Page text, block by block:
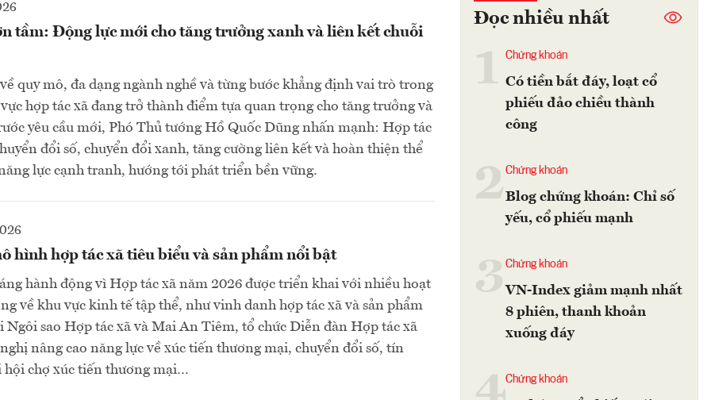
tầm: Động lực mới cho tăng trưởng xanh và liên kết chuỗi
quy mô, đa dạng ngành nghề và từng bước khẳng định vai trò trong
hợp tác xã đang trở thành điểm tựa quan trọng cho tăng trưởng và
yêu cầu mới, Phó Thủ tướng Hồ Quốc Dũng nhấn mạnh: Hợp tác
đổi số, chuyển đổi xanh, tăng cường liên kết và hoàn thiện thể
lực cạnh tranh, hướng tới phát triển bền vững.
hình hợp tác xã tiêu biểu và sản phẩm nổi bật
hành động vì Hợp tác xã năm 2026 được triển khai với nhiều hoạt
về khu vực kinh tế tập thể, như vinh danh hợp tác xã và sản phẩm
Ngôi sao Hợp tác xã và Mai An Tiêm, tổ chức Diễn đàn Hợp tác xã
nâng cao năng lực về xúc tiến thương mại, chuyển đổi số, tín
hội chợ xúc tiến thương mại…
Đọc nhiều nhất
Chứng khoán
Có tiền bắt đáy, loạt cổ
phiếu đảo chiều thành
công
2Chứng khoán
Blog chứng khoán: Chỉ số
yếu, cổ phiếu mạnh
Chứng khoán
VN-Index giảm mạnh nhất
8 phiên, thanh khoản
xuống đáy
Chứng khoán